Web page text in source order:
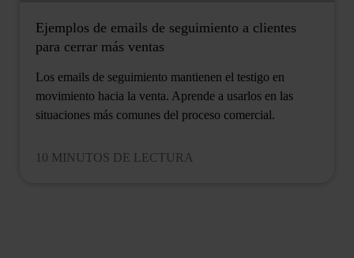
Ejemplos de emails de seguimiento a clientes
para cerrar más ventas
Los emails de seguimiento mantienen el testigo en
movimiento hacia la venta. Aprende a usarlos en las
situaciones más comunes del proceso comercial.
10 MINUTOS DE LECTURA